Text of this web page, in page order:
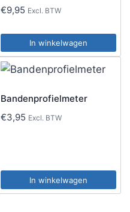
€9,95 Excl. BTW
In winkelwagen
Bandenprofielmeter
€3,95 Excl. BTW
In winkelwagen